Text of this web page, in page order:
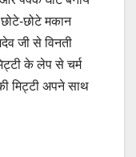
छोटे मकान
जी से विनती
के लेप से चर्म
मिट्टी अपने साथ